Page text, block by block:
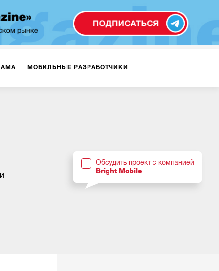
МОБИЛЬНЫЕ РАЗРАБОТЧИКИ
Обсудить проект с компанией
Bright Mobile